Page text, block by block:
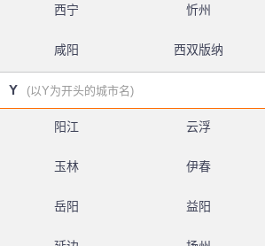
西宁 忻州
咸阳 西双版纳
Y (以Y为开头的城市名)
阳江 云浮
玉林 伊春
岳阳 益阳